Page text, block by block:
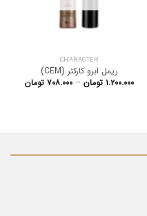
CHARACTER
ریمل ابرو کارکتر (CEM)
۱.۲۰۰.۰۰۰ تومان – ۷۰۸.۰۰۰ تومانPrice
range: